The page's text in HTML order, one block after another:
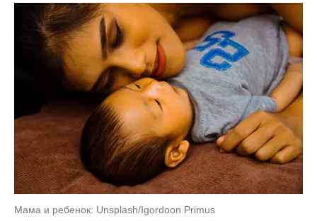
Мама и ребенок: Unsplash/Igordoon Primus